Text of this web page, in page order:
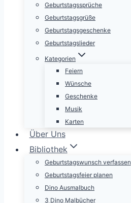
Geburtstagssprüche
Geburtstagsgrüße
Geburtstagsgeschenke
Geburtstagslieder
Kategorien
Feiern
Wünsche
Geschenke
Musik
Karten
Über Uns
Bibliothek
Geburtstagswunsch verfassen
Geburtstagsfeier planen
Dino Ausmalbuch
3 Dino Malbücher